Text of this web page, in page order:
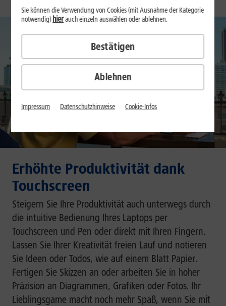
Erhöhte Produktivität dank
Touchscreen
Steigern Sie Ihre Produktivität auch unterwegs durch
die intuitive Bedienung Ihres Laptops per
Touchscreen und Pen oder direkt mit Ihren Fingern.
Lassen Sie Ihrer Kreativität freien Lauf und notieren
Sie Ideen oder Todos, wie auf einem Blatt Papier.
Fertigen Sie Skizzen an oder arbeiten Sie in hoher
Präzision an Diagrammen, Grafiken oder Fotos. Ihr
Lieblingsgame macht noch mehr Spaß, wenn Sie mit
Ablehnen
Sie können die Verwendung von Cookies (mit Ausnahme der Kategorie
notwendig)hierauch einzeln auswählen oder ablehnen.
Bestätigen
Impressum Datenschutzhinweise Cookie-Infos